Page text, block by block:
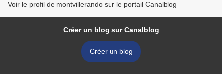
Voir le profil de montvillerando sur le portail Canalblog
Créer un blog sur Canalblog
Créer un blog